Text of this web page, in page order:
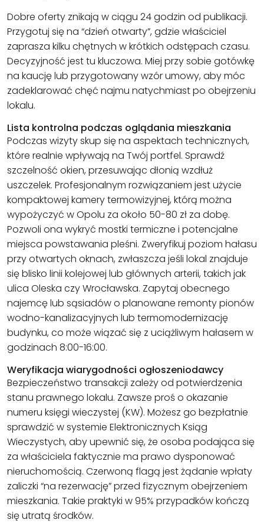
Dobre oferty znikają w ciągu 24 godzin od publikacji.
Przygotuj się na “dzień otwarty”, gdzie właściciel
zaprasza kilku chętnych w krótkich odstępach czasu.
Decyzyjność jest tu kluczowa. Miej przy sobie gotówkę
na kaucję lub przygotowany wzór umowy, aby móc
zadeklarować chęć najmu natychmiast po obejrzeniu
lokalu.
Lista kontrolna podczas oglądania mieszkania
Podczas wizyty skup się na aspektach technicznych,
które realnie wpływają na Twój portfel. Sprawdź
szczelność okien, przesuwając dłonią wzdłuż
uszczelek. Profesjonalnym rozwiązaniem jest użycie
kompaktowej kamery termowizyjnej, którą można
wypożyczyć w Opolu za około 50-80 zł za dobę.
Pozwoli ona wykryć mostki termiczne i potencjalne
miejsca powstawania pleśni. Zweryfikuj poziom hałasu
przy otwartych oknach, zwłaszcza jeśli lokal znajduje
się blisko linii kolejowej lub głównych arterii, takich jak
ulica Oleska czy Wrocławska. Zapytaj obecnego
najemcę lub sąsiadów o planowane remonty pionów
wodno-kanalizacyjnych lub termomodernizację
budynku, co może wiązać się z uciążliwym hałasem w
godzinach 8:00-16:00.
Weryfikacja wiarygodności ogłoszeniodawcy
Bezpieczeństwo transakcji zależy od potwierdzenia
stanu prawnego lokalu. Zawsze proś o okazanie
numeru księgi wieczystej (KW). Możesz go bezpłatnie
sprawdzić w systemie Elektronicznych Ksiąg
Wieczystych, aby upewnić się, że osoba podająca się
za właściciela faktycznie ma prawo dysponować
nieruchomością. Czerwoną flagą jest żądanie wpłaty
zaliczki “na rezerwację” przed fizycznym obejrzeniem
mieszkania. Takie praktyki w 95% przypadków kończą
się utratą środków.